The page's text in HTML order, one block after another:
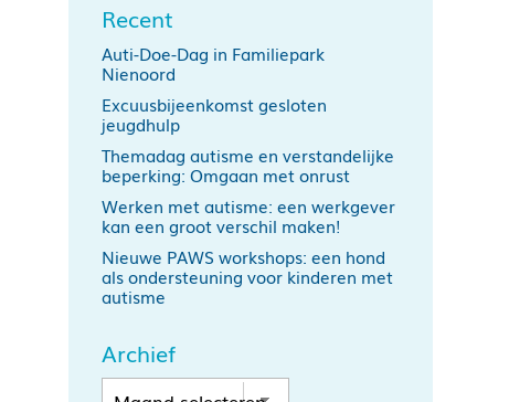
Recent
Auti-Doe-Dag in Familiepark
Nienoord
Excuusbijeenkomst gesloten
jeugdhulp
Themadag autisme en verstandelijke
beperking: Omgaan met onrust
Werken met autisme: een werkgever
kan een groot verschil maken!
Nieuwe PAWS workshops: een hond
als ondersteuning voor kinderen met
autisme
Archief